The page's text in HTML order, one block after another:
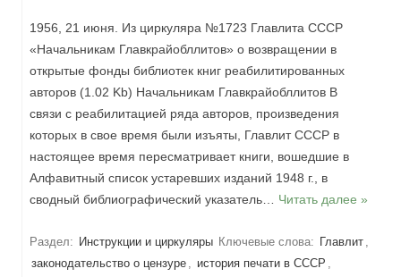
1956, 21 июня. Из циркуляра №1723 Главлита СССР
«Начальникам Главкрайобллитов» о возвращении в
открытые фонды библиотек книг реабилитированных
авторов (1.02 Kb) Начальникам Главкрайобллитов В
связи с реабилитацией ряда авторов, произведения
которых в свое время были изъяты, Главлит СССР в
настоящее время пересматривает книги, вошедшие в
Алфавитный список устаревших изданий 1948 г., в
сводный библиографический указатель… Читать далее »
Раздел: Инструкции и циркуляры Ключевые слова: Главлит ,
законодательство о цензуре , история печати в СССР ,